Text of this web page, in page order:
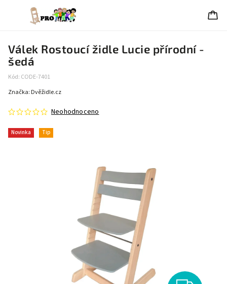
Válek Rostoucí židle Lucie přírodní -
šedá
Kód: CODE-7401
Novinka Tip
Neohodnoceno
Značka: Dvěžidle.cz